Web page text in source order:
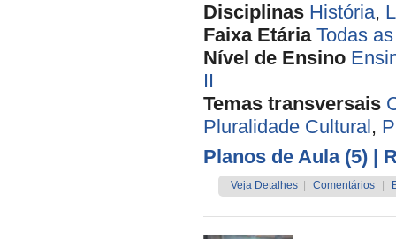
Disciplinas História,
Faixa Etária Todas
Nível de Ensino
II
Temas transversais
Pluralidade Cultural,
Planos de Aula (5) |
Veja Detalhes Comentários